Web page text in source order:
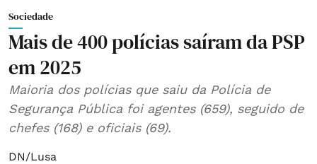
Sociedade
Mais de 400 polícias saíram da PSP
em 2025
Maioria dos polícias que saiu da Polícia de
Segurança Pública foi agentes (659), seguido de
chefes (168) e oficiais (69).
DN/Lusa